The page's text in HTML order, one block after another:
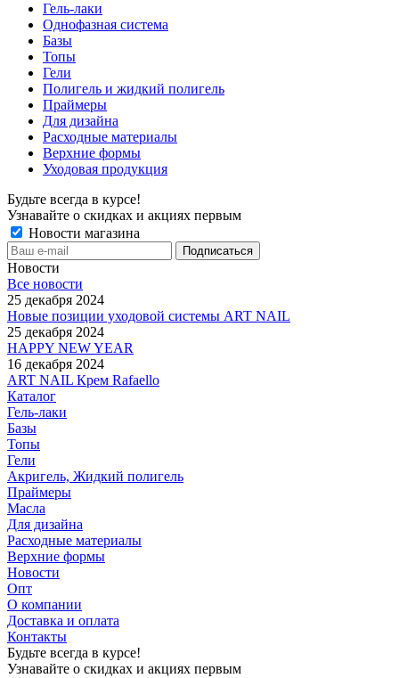
Гель-лаки
Однофазная система
Базы
Топы
Гели
Полигель и жидкий полигель
Праймеры
Для дизайна
Расходные материалы
Верхние формы
Уходовая продукция
Будьте всегда в курсе!
Узнавайте о скидках и акциях первым
Новости магазина
Новости
Все новости
25 декабря 2024
Новые позиции уходовой системы ART NAIL
25 декабря 2024
HAPPY NEW YEAR
16 декабря 2024
ART NAIL Крем Rafaello
Каталог
Гель-лаки
Базы
Топы
Гели
Акригель, Жидкий полигель
Праймеры
Масла
Для дизайна
Расходные материалы
Верхние формы
Новости
Опт
О компании
Доставка и оплата
Контакты
Будьте всегда в курсе!
Узнавайте о скидках и акциях первым